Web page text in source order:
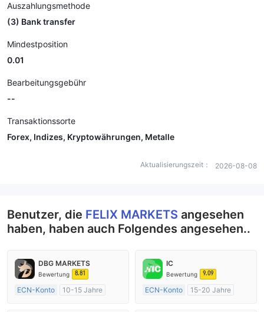
Auszahlungsmethode
(3) Bank transfer
Mindestposition
0.01
Bearbeitungsgebühr
--
Transaktionssorte
Forex, Indizes, Kryptowährungen, Metalle
Aktualisierungszeit： 2026-08-08
Benutzer, die FELIX MARKETS angesehen
haben, haben auch Folgendes angesehen..
DBG MARKETS
Bewertung 8.81
ECN-Konto
10-15 Jahre
IC
Bewertung 9.09
ECN-Konto
15-20 Jahre